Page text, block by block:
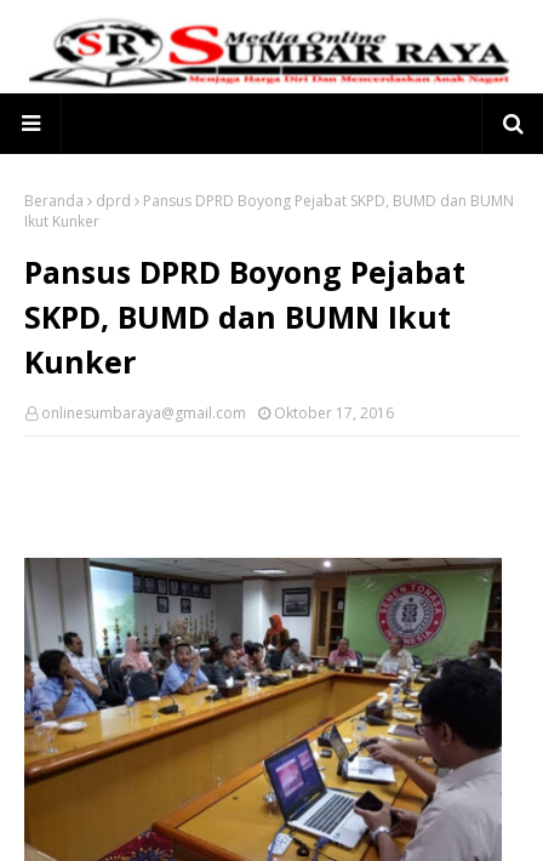
Beranda dprd
Pansus DPRD Boyong Pejabat SKPD, BUMD dan BUMN
Ikut Kunker
Pansus DPRD Boyong Pejabat
SKPD, BUMD dan BUMN Ikut
Kunker
onlinesumbaraya@gmail.com Oktober 17, 2016